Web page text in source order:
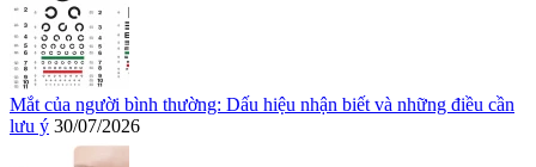
Mắt của người bình thường: Dấu hiệu nhận biết và những điều cần
lưu ý 30/07/2026